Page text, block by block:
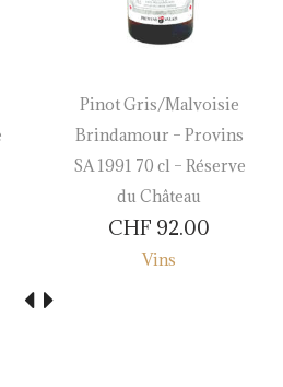
Pinot Gris/Malvoisie
Brindamour – Provins
SA 1991 70 cl – Réserve
du Château
CHF 92.00
Vins